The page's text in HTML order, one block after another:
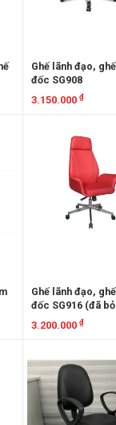
Ghế lãnh đạo,
đốc SG908
3.150.000₫
Ghế lãnh đạo,
đốc SG916 (đã
3.200.000₫